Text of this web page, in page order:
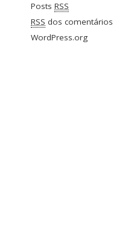
Posts RSS
RSS dos comentários
WordPress.org